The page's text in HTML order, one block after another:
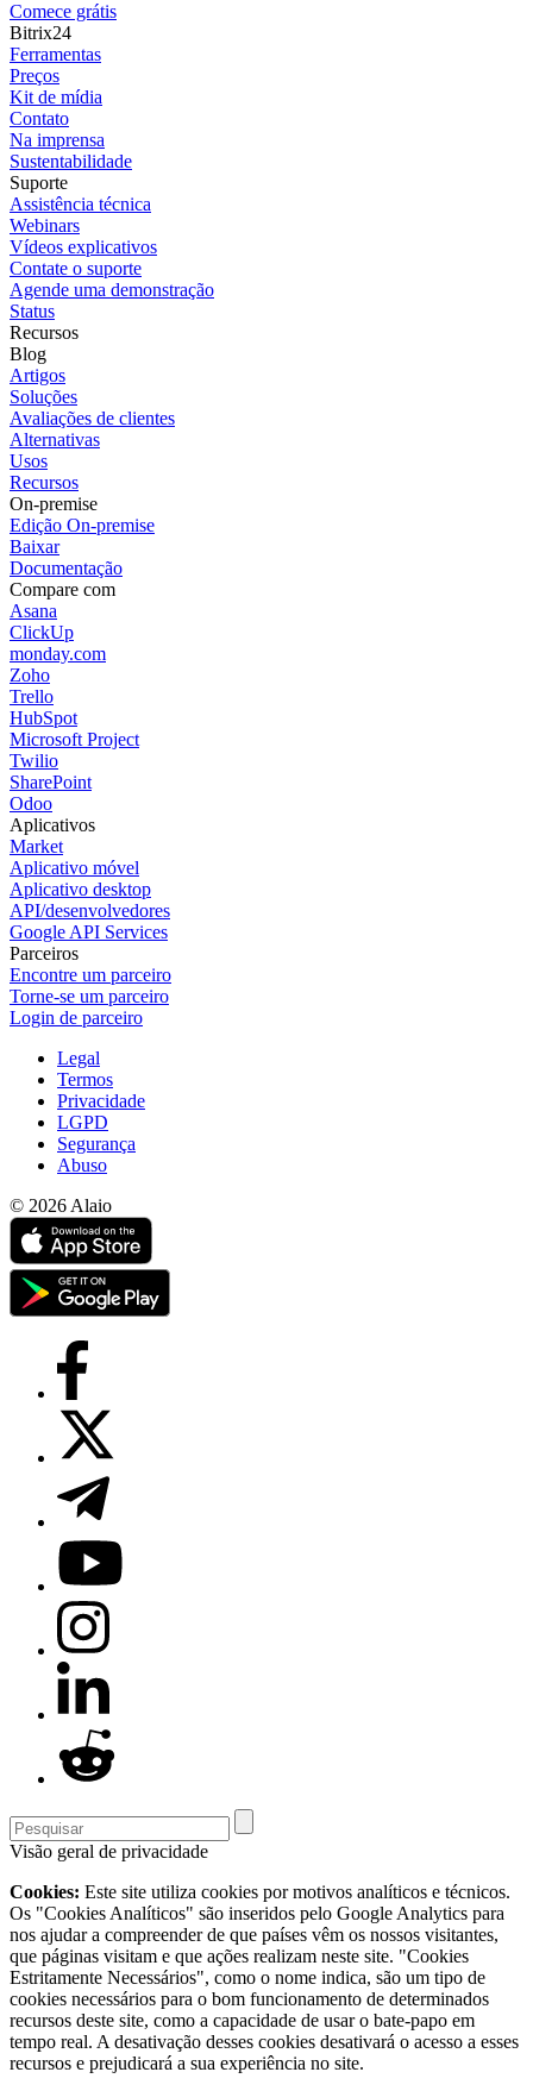
Comece grátis
Bitrix24
Ferramentas
Preços
Kit de mídia
Contato
Na imprensa
Sustentabilidade
Suporte
Assistência técnica
Webinars
Vídeos explicativos
Contate o suporte
Agende uma demonstração
Status
Recursos
Blog
Artigos
Soluções
Avaliações de clientes
Alternativas
Usos
Recursos
On-premise
Edição On-premise
Baixar
Documentação
Compare com
Asana
ClickUp
monday.com
Zoho
Trello
HubSpot
Microsoft Project
Twilio
SharePoint
Odoo
Aplicativos
Market
Aplicativo móvel
Aplicativo desktop
API/desenvolvedores
Google API Services
Parceiros
Encontre um parceiro
Torne-se um parceiro
Login de parceiro
Legal
Termos
Privacidade
LGPD
Segurança
Abuso
© 2026 Alaio
Visão geral de privacidade
Cookies: Este site utiliza cookies por motivos analíticos e técnicos.
Os "Cookies Analíticos" são inseridos pelo Google Analytics para
nos ajudar a compreender de que países vêm os nossos visitantes,
que páginas visitam e que ações realizam neste site. "Cookies
Estritamente Necessários", como o nome indica, são um tipo de
cookies necessários para o bom funcionamento de determinados
recursos deste site, como a capacidade de usar o bate-papo em
tempo real. A desativação desses cookies desativará o acesso a esses
recursos e prejudicará a sua experiência no site.